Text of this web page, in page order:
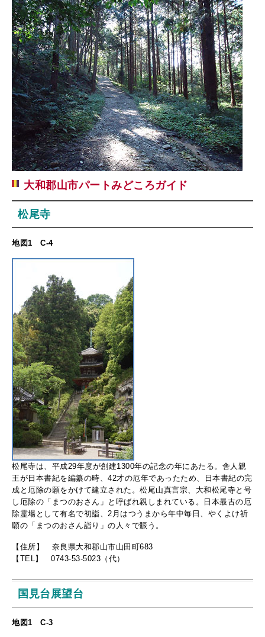
大和郡山市パートみどころガイド
松尾寺
地図1 C-4
松尾寺は、平成29年度が創建1300年の記念の年にあたる。舎人親
王が日本書紀を編纂の時、42才の厄年であったため、日本書紀の完
成と厄除の願をかけて建立された。松尾山真言宗、大和松尾寺と号
し厄除の「まつのおさん」と呼ばれ親しまれている。日本最古の厄
除霊場として有名で初詣、2月はつうまから年中毎日、やくよけ祈
願の「まつのおさん詣り」の人々で賑う。
【住所】 奈良県大和郡山市山田町683
【TEL】 0743-53-5023（代）
国見台展望台
地図1 C-3